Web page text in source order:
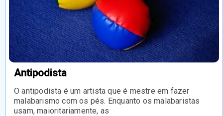
Antipodista
O antipodista é um artista que é mestre em fazer
malabarismo com os pés. Enquanto os malabaristas
usam, maioritariamente, as